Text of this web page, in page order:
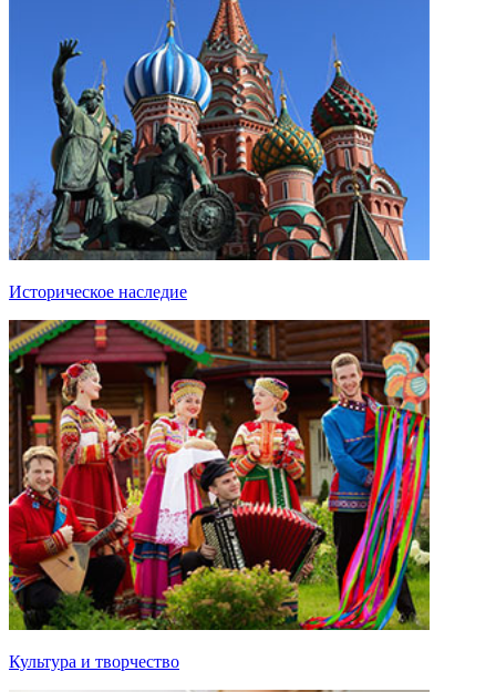
Историческое наследие
Культура и творчество